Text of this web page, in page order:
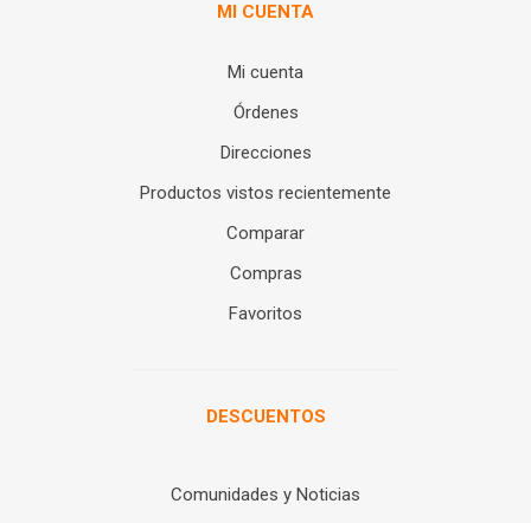
MI CUENTA
Mi cuenta
Órdenes
Direcciones
Productos vistos recientemente
Comparar
Compras
Favoritos
DESCUENTOS
Comunidades y Noticias